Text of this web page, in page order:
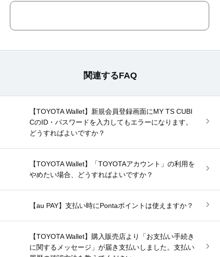
関連するFAQ
【TOYOTA Wallet】新規会員登録画面にMY TS CUBI
CのID・パスワードを入力してもエラーになります。
どうすればよいですか？
【TOYOTA Wallet】「TOYOTAアカウント」の利用を
やめたい場合、どうすればよいですか？
【au PAY】支払い時にPontaポイントは使えますか？
【TOYOTA Wallet】購入販売店より「お支払い手続き
に関するメッセージ」が届き支払いしました。支払い